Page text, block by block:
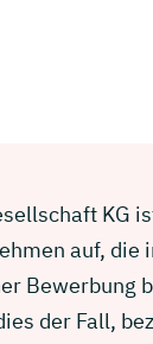
KG
auf,
Bewerbung
der Fall,